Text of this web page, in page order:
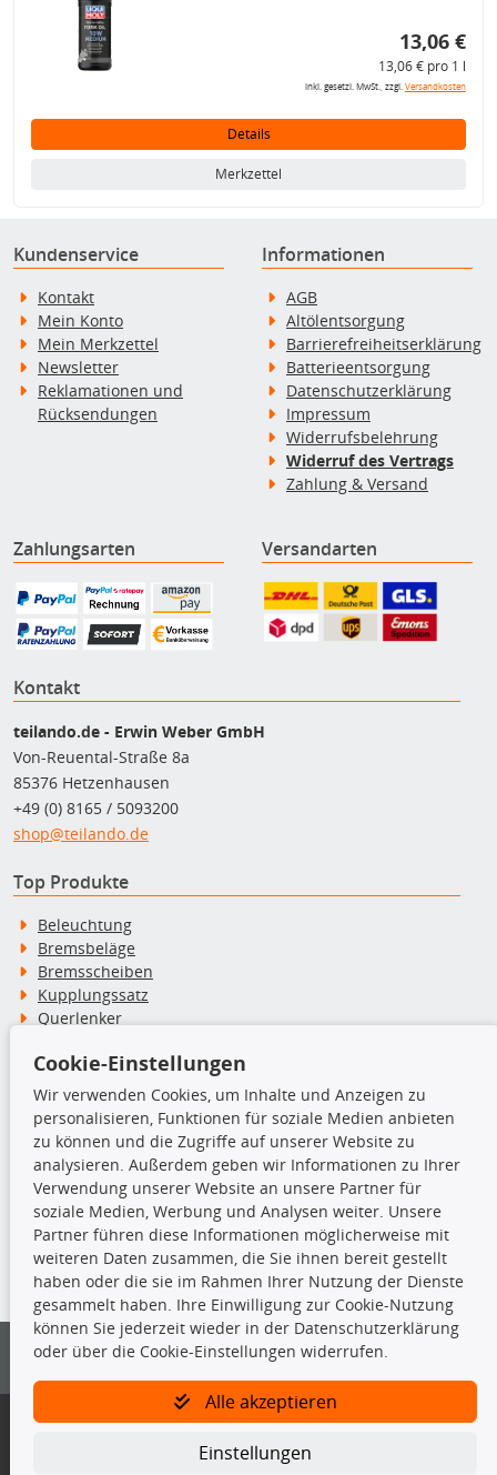
13,06 €
13,06 € pro 1 l
inkl. gesetzl. MwSt., zzgl.Versandkosten
Details
Merkzettel
Kundenservice
Kontakt
Mein Konto
Mein Merkzettel
Newsletter
Reklamationen und
Rücksendungen
Informationen
AGB
Altölentsorgung
Barrierefreiheitserklärung
Batterieentsorgung
Datenschutzerklärung
Impressum
Widerrufsbelehrung
Widerruf des Vertrags
Zahlung & Versand
Zahlungsarten Versandarten
Kontakt
teilando.de - Erwin Weber GmbH
Von-Reuental-Straße 8a
85376 Hetzenhausen
+49 (0) 8165 / 5093200
shop@teilando.de
Top Produkte
Beleuchtung
Bremsbeläge
Bremsscheiben
Kupplungssatz
Querlenker
Stoßdämpfer
TecDoc Inside
Die hier angezeigten Daten insbesondere die gesamte Datenbank dürfen
nicht kopiert werden.
Es ist zu unterlassen, die Daten oder die gesamte Datenbank ohne
vorherige Zustimmung von TecDoc zu vervielfältigen, zu verbreiten
und/oder diese Handlungen durch Dritte ausführen zu lassen. Ein
Bitte prüfen Sie, ob das über unseren Onlineshop identifizierte Ersatzteil
Gegebenenfalls sind ergänzende Informationen notwendig, um
Cookie-Einstellungen
Wir verwenden Cookies, um Inhalte und Anzeigen zu
personalisieren, Funktionen für soziale Medien anbieten
zu können und die Zugriffe auf unserer Website zu
analysieren. Außerdem geben wir Informationen zu Ihrer
Verwendung unserer Website an unsere Partner für
soziale Medien, Werbung und Analysen weiter. Unsere
Partner führen diese Informationen möglicherweise mit
weiteren Daten zusammen, die Sie ihnen bereit gestellt
haben oder die sie im Rahmen Ihrer Nutzung der Dienste
gesammelt haben. Ihre Einwilligung zur Cookie-Nutzung
können Sie jederzeit wieder in der Datenschutzerklärung
oder über die Cookie-Einstellungen widerrufen.
Alle akzeptieren
Einstellungen